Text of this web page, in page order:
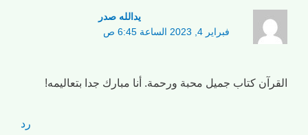
یدالله صدر
فبراير 4, 2023 الساعة 6:45 ص
القرآن كتاب جميل محبة ورحمة. أنا مبارك جدا بتعاليمه!
رد